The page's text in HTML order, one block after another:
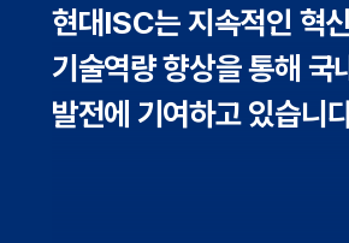
현대ISC는 지속적인 혁
기술역량 향상을 통해 국
발전에 기여하고 있습니